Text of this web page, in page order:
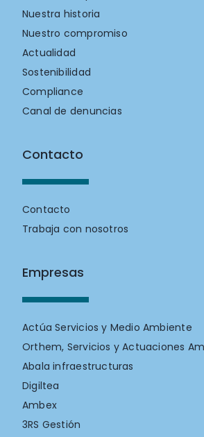
Nuestra historia
Nuestro compromiso
Actualidad
Sostenibilidad
Compliance
Canal de denuncias
Contacto
Contacto
Trabaja con nosotros
Empresas
Actúa Servicios y Medio Ambiente
Orthem, Servicios y Actuaciones
Abala infraestructuras
Digiltea
Ambex
3RS Gestión